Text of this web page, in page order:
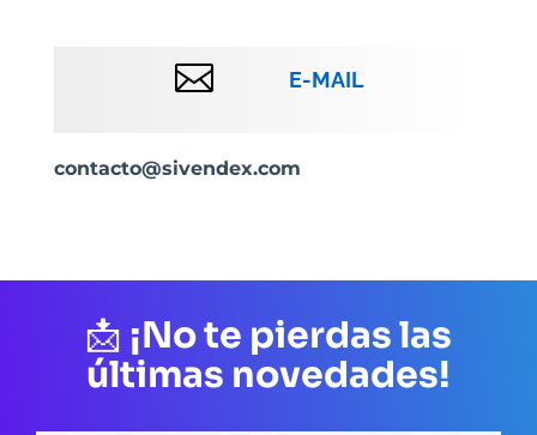
 E-MAIL
contacto@sivendex.com
📩 ¡No te pierdas las
últimas novedades!